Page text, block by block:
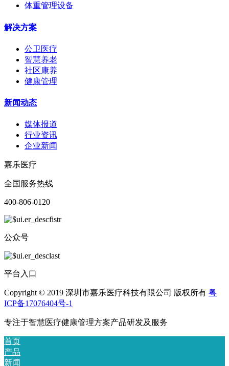
体重管理设备
解决方案
公卫医疗
智慧养老
社区康养
健康管理
新闻动态
媒体报道
行业资讯
企业新闻
嘉乐医疗
全国服务热线
400-806-0120
公众号
平台入口
Copyright © 2019 深圳市嘉乐医疗科技有限公司 版权所有 粤
ICP备17076404号-1
专注于智慧医疗健康管理方案产品研发及服务
首页
产品
新闻